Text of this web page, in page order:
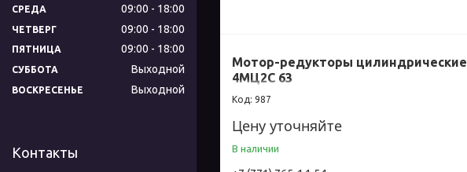
Мотор-редукторы цилиндрические
4МЦ2С 63
987
Цену уточняйте
В наличии
СРЕДА 09:00 18:00
ЧЕТВЕРГ 09:00 18:00
ПЯТНИЦА 09:00 18:00
СУББОТА Выходной
ВОСКРЕСЕНЬЕ Выходной
Контакты